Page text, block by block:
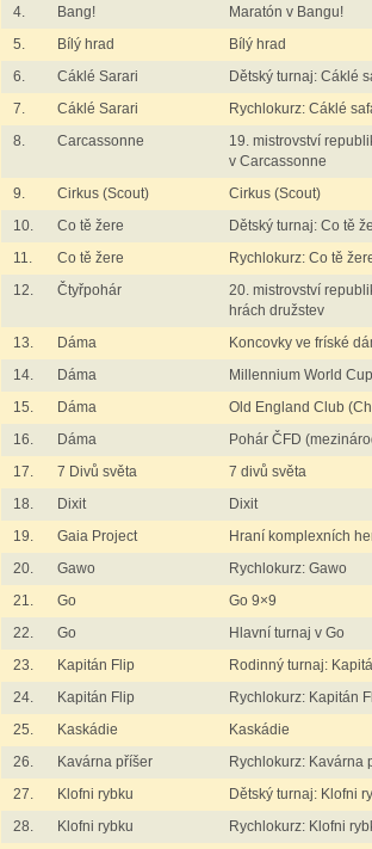
4.
Bang! Maratón v Bangu!
5.
Bílý hrad Bílý hrad
6.
Cáklé Sarari Dětský turnaj: Cáklé
7.
Cáklé Sarari Rychlokurz: Cáklé
8.
Carcassonne
19. mistrovství
v Carcassonne
9. Cirkus (Scout) Cirkus (Scout)
10.
Co tě žere Dětský turnaj: Co tě
11.
Co tě žere Rychlokurz: Co tě
12.
Čtyřpohár
20. mistrovství
hrách družstev
13. Dáma Koncovky ve fríské
14.
Dáma Millennium World
15.
Dáma Old England Club
16.
Dáma Pohár ČFD
17.
7 Divů světa 7 divů světa
18.
Dixit Dixit
19.
Gaia Project Hraní komplexních
20.
Gawo Rychlokurz: Gawo
21.
Go Go 9×9
22.
Go Hlavní turnaj v Go
23.
Kapitán Flip Rodinný turnaj:
24.
Kapitán Flip Rychlokurz: Kapitán
25.
Kaskádie Kaskádie
26.
Kavárna příšer Rychlokurz: Kavárna
27.
Klofni rybku Dětský turnaj: Klofni
28.
Klofni rybku Rychlokurz: Klofni